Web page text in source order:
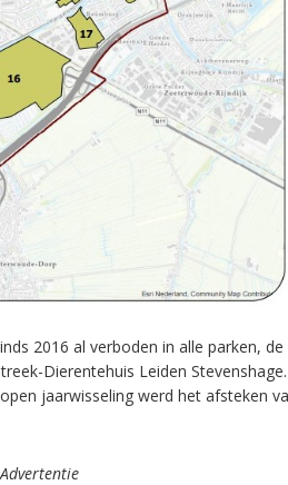
2016 al verboden in alle parken,
Dierentehuis Leiden
jaarwisseling werd het afsteken
Advertentie